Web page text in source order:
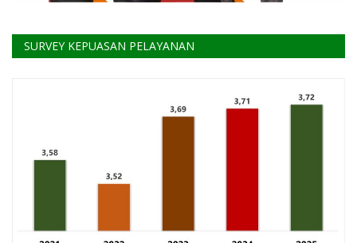
SURVEY KEPUASAN PELAYANAN